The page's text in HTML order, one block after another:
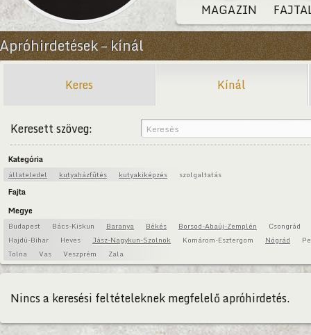
MAGAZIN
Apróhirdetések – kínál
Keres Kínál
Keresett szöveg:
Kategória
állateledel kutyaházfűtés kutyakiképzés szolgaltatás
Fajta
Megye
Budapest Bács-Kiskun Baranya Békés Borsod-Abaúj-Zemplén
Csongrád
Hajdú-Bihar
Heves Jász-Nagykun-Szolnok Komárom-Esztergom Nógrád
Tolna
Vas Veszprém Zala
Nincs a keresési feltételeknek megfelelő apróhirdetés.